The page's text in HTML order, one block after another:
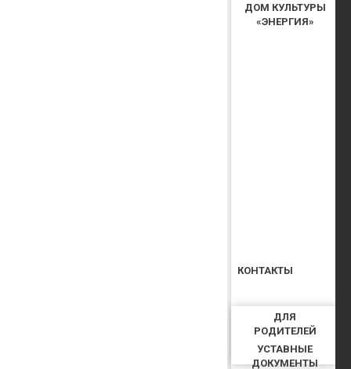
ДОМ КУЛЬТУРЫ
«ЭНЕРГИЯ»
ДЛЯ
РОДИТЕЛЕЙ
УСТАВНЫЕ
ДОКУМЕНТЫ
КОНТАКТЫ